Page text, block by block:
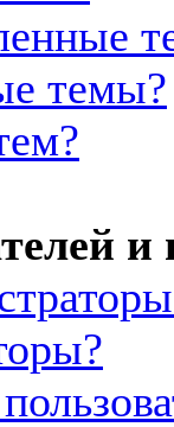
темы?